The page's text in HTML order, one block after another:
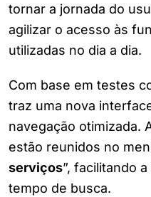
tornar a jornada do
agilizar o acesso às
utilizadas no dia a dia.
Com base em testes
traz uma nova
navegação otimizada.
estão reunidos no
serviços”, facilitando
tempo de busca.